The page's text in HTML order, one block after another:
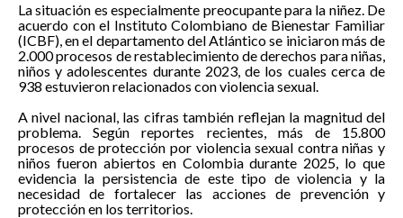
La situación es especialmente preocupante para la niñez. De
acuerdo con el Instituto Colombiano de Bienestar Familiar
(ICBF), en el departamento del Atlántico se iniciaron más de
2.000 procesos de restablecimiento de derechos para niñas,
niños y adolescentes durante 2023, de los cuales cerca de
938 estuvieron relacionados con violencia sexual.
A nivel nacional, las cifras también reflejan la magnitud del
problema. Según reportes recientes, más de 15.800
procesos de protección por violencia sexual contra niñas y
niños fueron abiertos en Colombia durante 2025, lo que
evidencia la persistencia de este tipo de violencia y la
necesidad de fortalecer las acciones de prevención y
protección en los territorios.